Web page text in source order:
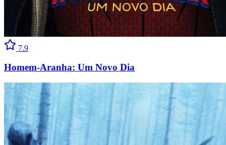
7.9
Homem-Aranha: Um Novo Dia